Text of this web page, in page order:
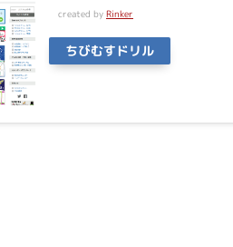
created by Rinker
ちびむすドリル